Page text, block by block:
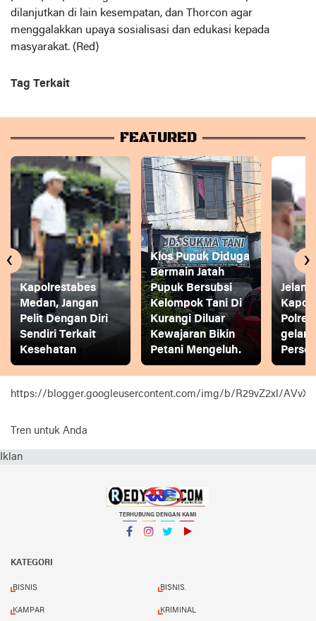
dilanjutkan di lain kesempatan, dan Thorcon agar
menggalakkan upaya sosialisasi dan edukasi kepada
masyarakat. (Red)
Tag Terkait
FEATURED
Kapolrestabes
Medan, Jangan
Pelit Dengan Diri
Sendiri Terkait
Kesehatan
Kios Pupuk Diduga
Bermain Jatah
Pupuk Bersubsi
Kelompok Tani Di
Kurangi Diluar
Kewajaran Bikin
Petani Mengeluh.
gelar
‹ ›
https://blogger.googleusercontent.com/img/b/R29vZ2xl/
Tren untuk Anda
Iklan
TERHUBUNG DENGAN KAMI
KATEGORI
BISNIS BISNIS.
KAMPAR KRIMINAL